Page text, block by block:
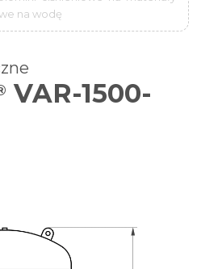
na wodę
VAR-1500-